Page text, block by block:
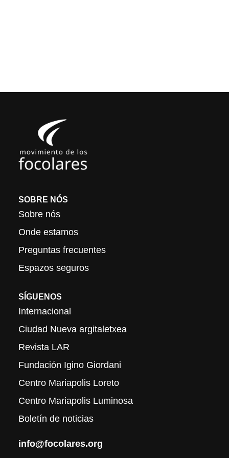
SOBRE NÓS
Sobre nós
Onde estamos
Preguntas frecuentes
Espazos seguros
SÍGUENOS
Internacional
Ciudad Nueva argitaletxea
Revista LAR
Fundación Igino Giordani
Centro Mariapolis Loreto
Centro Mariapolis Luminosa
Boletín de noticias
info@focolares.org